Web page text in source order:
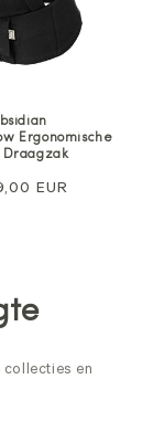
Ergonomische
Draagzak
EUR
en